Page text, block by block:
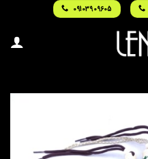
09103909605